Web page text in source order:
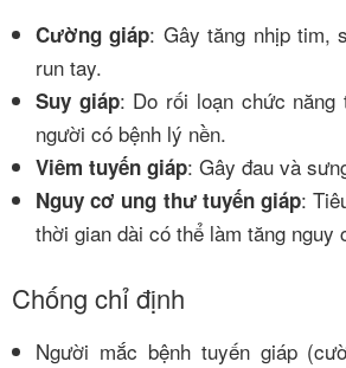
Cường giáp: Gây tăng nhịp tim,
run tay.
Suy giáp: Do rối loạn chức năng
người có bệnh lý nền.
Viêm tuyến giáp: Gây đau và
Nguy cơ ung thư tuyến giáp:
thời gian dài có thể làm tăng nguy
Chống chỉ định
Người mắc bệnh tuyến giáp